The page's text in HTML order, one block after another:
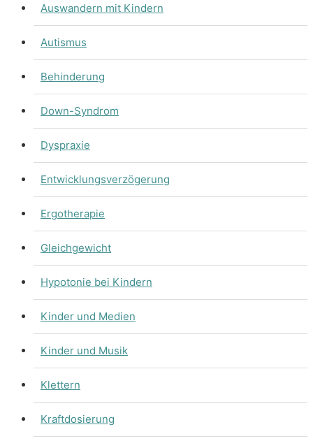
Auswandern mit Kindern
Autismus
Behinderung
Down-Syndrom
Dyspraxie
Entwicklungsverzögerung
Ergotherapie
Gleichgewicht
Hypotonie bei Kindern
Kinder und Medien
Kinder und Musik
Klettern
Kraftdosierung